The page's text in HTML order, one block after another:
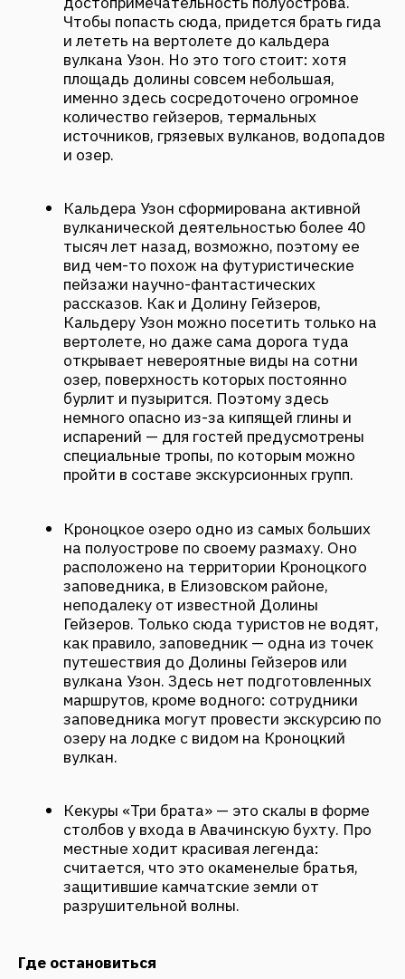
вулканической деятельностью более 40
тысяч лет назад, возможно, поэтому ее
вид чем-то похож на футуристические
пейзажи научно-фантастических
рассказов. Как и Долину Гейзеров,
Кальдеру Узон можно посетить только на
вертолете, но даже сама дорога туда
открывает невероятные виды на сотни
озер, поверхность которых постоянно
бурлит и пузырится. Поэтому здесь
немного опасно из-за кипящей глины и
пройти в составе экскурсионных групп.
Кроноцкое озеро одно из самых больших
на полуострове по своему размаху. Оно
расположено на территории Кроноцкого
заповедника, в Елизовском районе,
неподалеку от известной Долины
Гейзеров. Только сюда туристов не водят,
как правило, заповедник — одна из точек
путешествия до Долины Гейзеров или
вулкана Узон. Здесь нет подготовленных
маршрутов, кроме водного: сотрудники
заповедника могут провести экскурсию по
озеру на лодке с видом на Кроноцкий
вулкан.
Кекуры «Три брата» — это скалы в форме
считается, что это окаменелые братья,
защитившие камчатские земли от
разрушительной волны.
Где остановиться
SPA-отель «Лагуна» расположен в селе
Паратунка, прямо в лесу на берегу озера
Микижа. Отсюда легко добраться и
увидеть основные природные
достопримечательности Камчатки, а из
самого отеля открываются виды на горное
озеро и вулкан. В «Лагуне» круглый год
работает аквацентр с плавательным
бассейном под открытым небом и SPA-
«Аврора» расположена вдали от
цивилизации, в таежных лесах
полуострова — добраться туда можно
только на вертолете, а по пути
насладиться видами на вулканы и гейзеры
полуострова. В интерьере преобладают
природные материалы и элементы из
электричество, всю энергию